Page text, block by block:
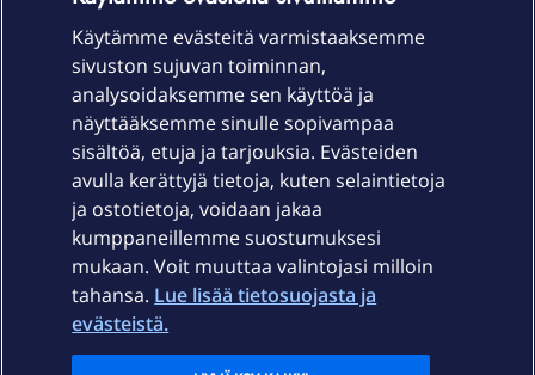
Laitteet & liittymät
Palvelut
Ajankohtaista
Elisa Oyj
Käytämme evästeitä varmistaaksemme
sivuston sujuvan toiminnan,
analysoidaksemme sen käyttöä ja
näyttääksemme sinulle sopivampaa
sisältöä, etuja ja tarjouksia. Evästeiden
avulla kerättyjä tietoja, kuten selaintietoja
ja ostotietoja, voidaan jakaa
kumppaneillemme suostumuksesi
mukaan. Voit muuttaa valintojasi milloin
tahansa. Lue lisää tietosuojasta ja
evästeistä.